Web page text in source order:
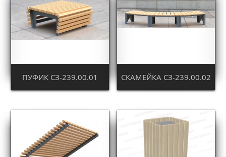
ПУФИК СЗ-239.00.01 СКАМЕЙКА СЗ-239.00.02